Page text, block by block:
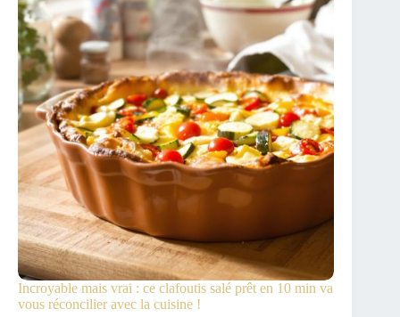
Incroyable mais vrai : ce clafoutis salé prêt en 10 min va
vous réconcilier avec la cuisine !